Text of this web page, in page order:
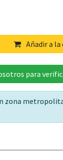
Añadir a la
para
zona